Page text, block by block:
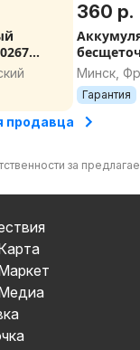
3шт,
360 р.
НАБОР
пила
Минск,
Гарантия
продавца
за